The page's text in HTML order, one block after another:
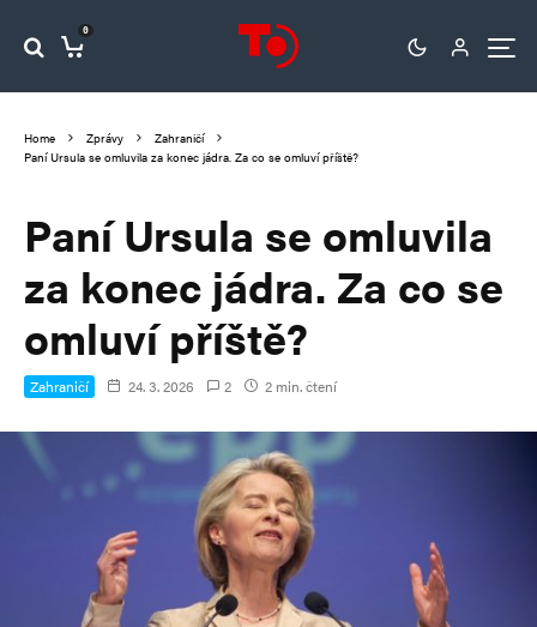
0
Home Zprávy
Zahraničí
Paní Ursula se omluvila za konec jádra. Za co se omluví příště?
Paní Ursula se omluvila
za konec jádra. Za co se
omluví příště?
Zahraničí 24. 3. 2026 2 2 min. čtení